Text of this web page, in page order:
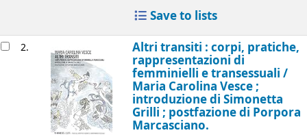
Save to lists
2. Altri transiti : corpi, pratiche,
rappresentazioni di
femminielli e transessuali /
Maria Carolina Vesce ;
introduzione di Simonetta
Grilli ; postfazione di Porpora
Marcasciano.